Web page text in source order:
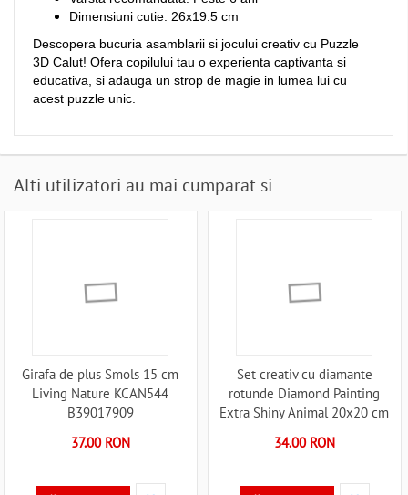
Dimensiuni cutie: 26x19.5 cm
Descopera bucuria asamblarii si jocului creativ cu Puzzle
3D Calut! Ofera copilului tau o experienta captivanta si
educativa, si adauga un strop de magie in lumea lui cu
acest puzzle unic.
Alti utilizatori au mai cumparat si
Girafa de plus Smols 15 cm
Living Nature KCAN544
B39017909
37.00 RON
Set creativ cu diamante
rotunde Diamond Painting
Extra Shiny Animal 20x20 cm
34.00 RON